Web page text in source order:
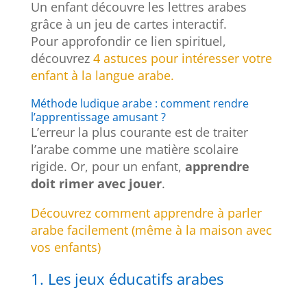
Un enfant découvre les lettres arabes
grâce à un jeu de cartes interactif.
Pour approfondir ce lien spirituel,
découvrez 4 astuces pour intéresser votre
enfant à la langue arabe.
Méthode ludique arabe : comment rendre
l’apprentissage amusant ?
L’erreur la plus courante est de traiter
l’arabe comme une matière scolaire
rigide. Or, pour un enfant, apprendre
doit rimer avec jouer.
Découvrez comment apprendre à parler
arabe facilement (même à la maison avec
vos enfants)
1. Les jeux éducatifs arabes